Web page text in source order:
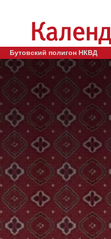
Бутовский полигон НКВД